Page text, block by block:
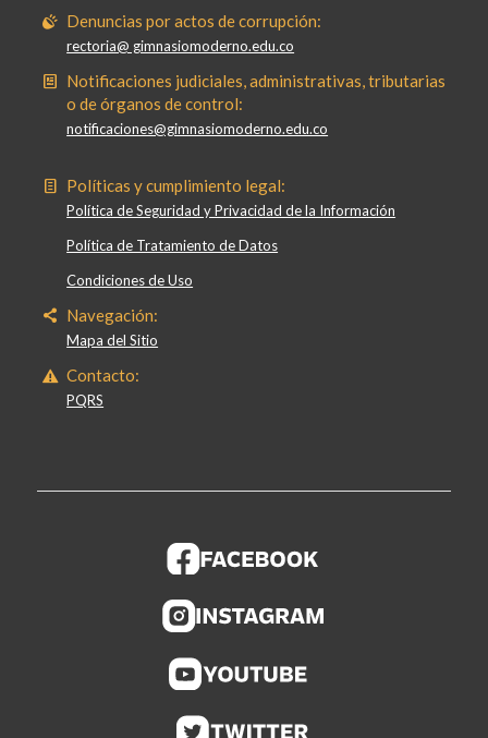
Denuncias por actos de corrupción:
rectoria@ gimnasiomoderno.edu.co
Notificaciones judiciales, administrativas, tributarias
o de órganos de control:
notificaciones@gimnasiomoderno.edu.co
Políticas y cumplimiento legal:
Política de Seguridad y Privacidad de la Información
Política de Tratamiento de Datos
Condiciones de Uso
Navegación:
Mapa del Sitio
Contacto:
PQRS